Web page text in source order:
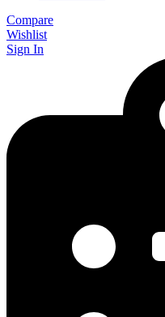
Compare
Wishlist
Sign In